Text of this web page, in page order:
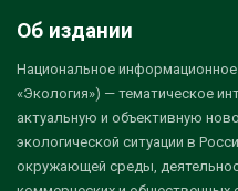
Об издании
Национальное
«Экология») — тематическое
актуальную и объективную
экологической ситуации в
окружающей среды,